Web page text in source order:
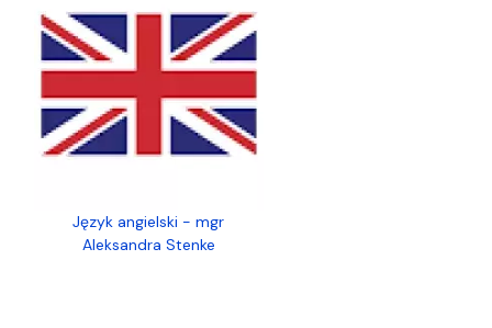
Język angielski - mgr
Aleksandra Stenke